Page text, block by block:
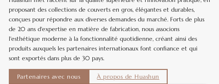
proposant des collections de couverts en gros, élégantes et durables,
conçues pour répondre aux diverses demandes du marché. Forts de plus
de 20 ans d'expertise en matière de fabrication, nous associons
l'esthétique moderne à la fonctionnalité quotidienne, créant ainsi des
produits auxquels les partenaires internationaux font confiance et qui
sont exportés dans plus de 30 pays.
Partenaires avec nous À propos de Huashun